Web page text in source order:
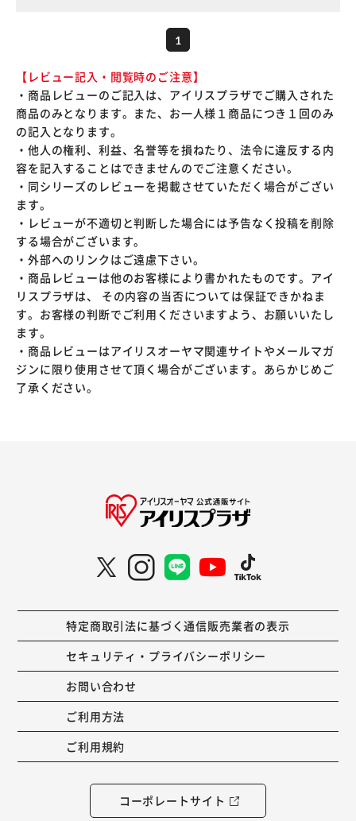
1
【レビュー記入・閲覧時のご注意】
・商品レビューのご記入は、アイリスプラザでご購入された
商品のみとなります。また、お一人様１商品につき１回のみ
の記入となります。
・他人の権利、利益、名誉等を損ねたり、法令に違反する内
容を記入することはできませんのでご注意ください。
・同シリーズのレビューを掲載させていただく場合がござい
ます。
・レビューが不適切と判断した場合には予告なく投稿を削除
する場合がございます。
・外部へのリンクはご遠慮下さい。
・商品レビューは他のお客様により書かれたものです。アイ
リスプラザは、 その内容の当否については保証できかねま
す。お客様の判断でご利用くださいますよう、お願いいたし
ます。
・商品レビューはアイリスオーヤマ関連サイトやメールマガ
ジンに限り使用させて頂く場合がございます。あらかじめご
了承ください。
特定商取引法に基づく通信販売業者の表示
セキュリティ・プライバシーポリシー
お問い合わせ
ご利用方法
ご利用規約
コーポレートサイト